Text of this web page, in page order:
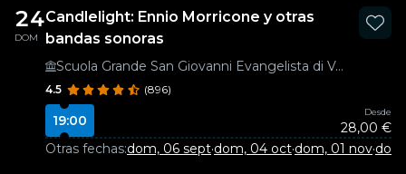
24
DOM
Candlelight: Ennio Morricone y otras
bandas sonoras
Scuola Grande San Giovanni Evangelista di Venezia
4.5 (896)
19:00
Desde
28,00 €
Otras fechas:dom, 06 sept·dom, 04 oct·dom, 01 nov·